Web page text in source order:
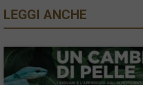
LEGGI ANCHE